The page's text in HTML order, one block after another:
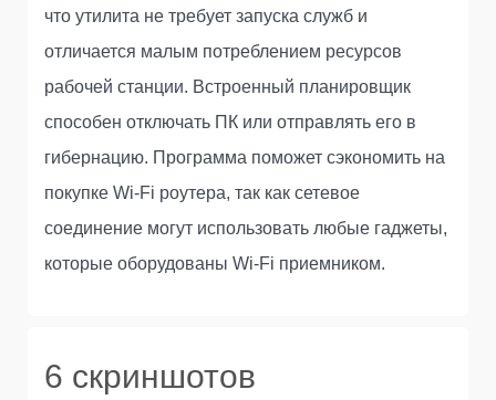
что утилита не требует запуска служб и
отличается малым потреблением ресурсов
рабочей станции. Встроенный планировщик
способен отключать ПК или отправлять его в
гибернацию. Программа поможет сэкономить на
покупке Wi-Fi роутера, так как сетевое
соединение могут использовать любые гаджеты,
которые оборудованы Wi-Fi приемником.
6 скриншотов